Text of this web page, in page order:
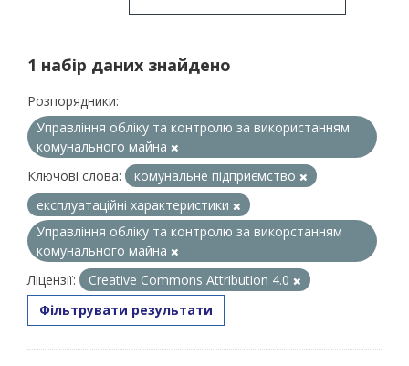
1 набір даних знайдено
Розпорядники:
Управління обліку та контролю за використанням
комунального майна
Ключові слова:
комунальне підприємство
експлуатаційні характеристики
Управління обліку та контролю за викорстанням
комунального майна
Ліцензії:
Creative Commons Attribution 4.0
Фільтрувати результати